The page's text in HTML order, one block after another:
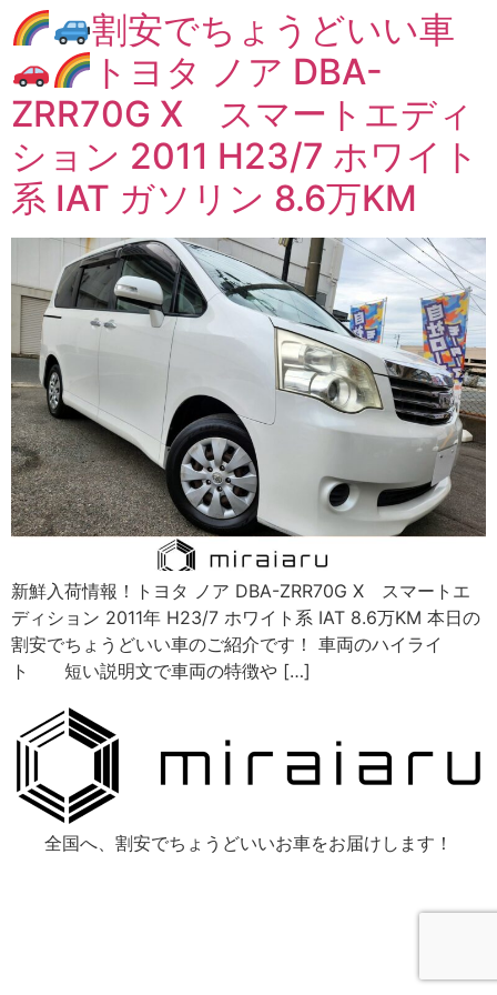
割安でちょうどいい車
トヨタ ノア DBA-
ZRR70G X スマートエディ
ション 2011 H23/7 ホワイト
系 IAT ガソリン 8.6万KM
新鮮入荷情報！トヨタ ノア DBA-ZRR70G X スマートエ
ディション 2011年 H23/7 ホワイト系 IAT 8.6万KM 本日の
割安でちょうどいい車のご紹介です！ 車両のハイライ
ト 短い説明文で車両の特徴や […]
全国へ、割安でちょうどいいお車をお届けします！